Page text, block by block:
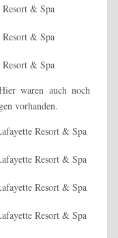
waren auch noch
vorhanden.